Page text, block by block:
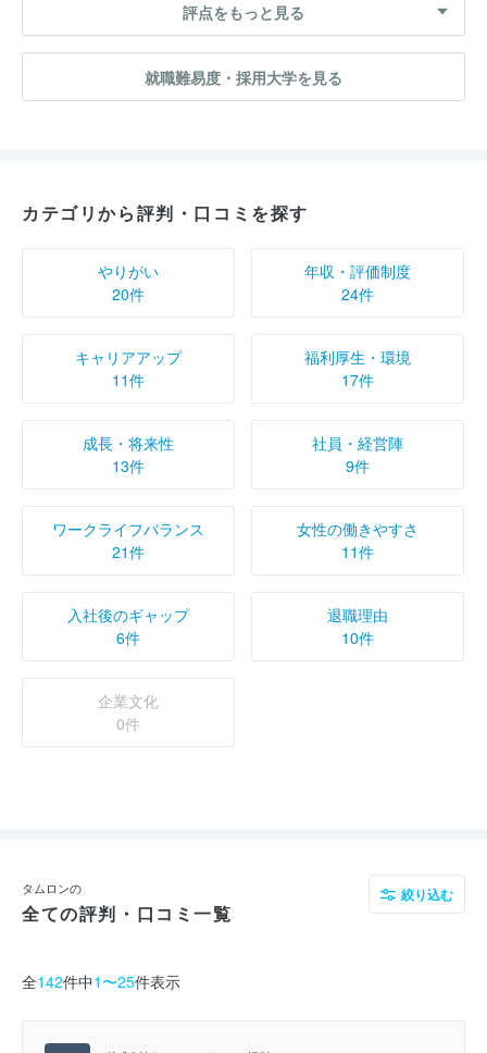
評点をもっと見る
就職難易度・採用大学を見る
カテゴリから評判・口コミを探す
やりがい
20件
年収・評価制度
24件
キャリアアップ
11件
福利厚生・環境
17件
成長・将来性
13件
社員・経営陣
9件
ワークライフバランス
21件
女性の働きやすさ
11件
入社後のギャップ
6件
退職理由
10件
企業文化
0件
タムロンの
全ての評判・口コミ一覧
絞り込む
全142件中1〜25件表示